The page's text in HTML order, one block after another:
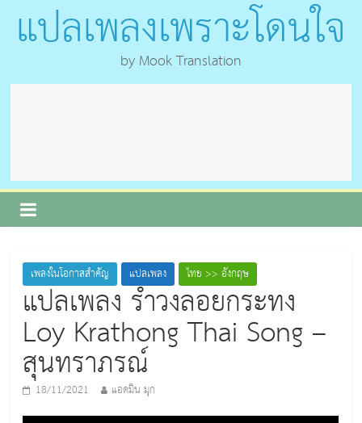
แปลเพลงเพราะโดนใจ
by Mook Translation
เพลงในโอกาสสำคัญ แปลเพลง ไทย >> อังกฤษ
แปลเพลง รำวงลอยกระทง
Loy Krathong Thai Song –
สุนทราภรณ์
18/11/2021 แอดมิน มุก